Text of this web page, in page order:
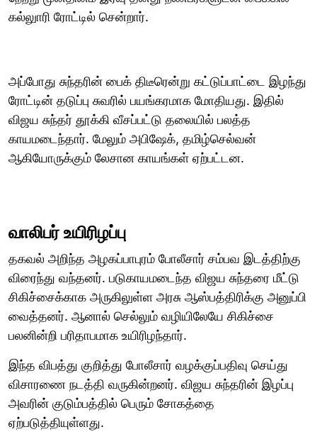
கல்லுாரி ரோட்டில் சென்றார்.
அப்போது சுந்தரின் பைக் திடீரென்று கட்டுப்பாட்டை இழந்து
ரோட்டின் தடுப்பு சுவரில் பயங்கரமாக மோதியது. இதில்
விஜய சுந்தர் தூக்கி வீசப்பட்டு தலையில் பலத்த
காயமடைந்தார். மேலும் அபிஷேக், தமிழ்செல்வன்
ஆகியோருக்கும் லேசான காயங்கள் ஏற்பட்டன.
வாலிபர் உயிரிழப்பு
தகவல் அறிந்த அழகப்பாபுரம் போலீசார் சம்பவ இடத்திற்கு
விரைந்து வந்தனர். படுகாயமடைந்த விஜய சுந்தரை மீட்டு
சிகிச்சைக்காக அருகிலுள்ள அரசு ஆஸ்பத்திரிக்கு அனுப்பி
வைத்தனர். ஆனால் செல்லும் வழியிலேயே சிகிச்சை
பலனின்றி பரிதாபமாக உயிரிழந்தார்.
இந்த விபத்து குறித்து போலீசார் வழக்குப்பதிவு செய்து
விசாரணை நடத்தி வருகின்றனர். விஜய சுந்தரின் இழப்பு
அவரின் குடும்பத்தில் பெரும் சோகத்தை
ஏற்படுத்தியுள்ளது.